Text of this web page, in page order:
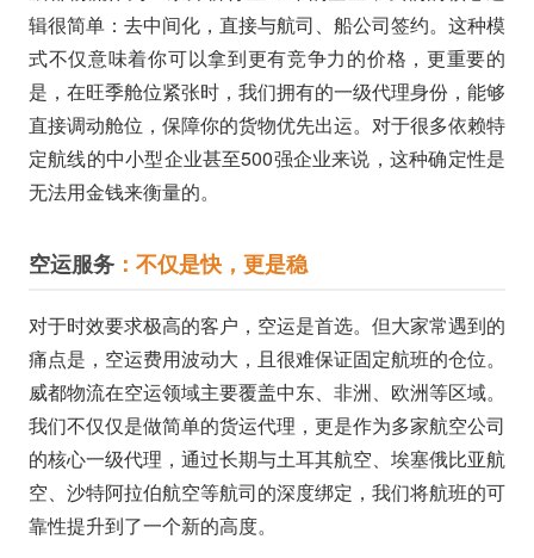
辑很简单：去中间化，直接与航司、船公司签约。这种模
式不仅意味着你可以拿到更有竞争力的价格，更重要的
是，在旺季舱位紧张时，我们拥有的一级代理身份，能够
直接调动舱位，保障你的货物优先出运。对于很多依赖特
定航线的中小型企业甚至500强企业来说，这种确定性是
无法用金钱来衡量的。
空运服务 ：不仅是快，更是稳
对于时效要求极高的客户，空运是首选。但大家常遇到的
痛点是，空运费用波动大，且很难保证固定航班的仓位。
威都物流在空运领域主要覆盖中东、非洲、欧洲等区域。
我们不仅仅是做简单的货运代理，更是作为多家航空公司
的核心一级代理，通过长期与土耳其航空、埃塞俄比亚航
空、沙特阿拉伯航空等航司的深度绑定，我们将航班的可
靠性提升到了一个新的高度。